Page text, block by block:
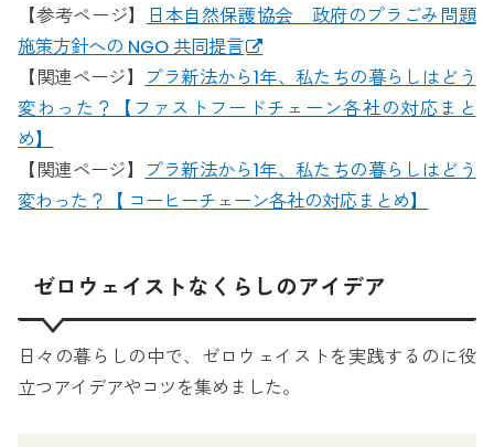
【参考ページ】
日本自然保護協会 政府のプラごみ問題
施策方針への NGO 共同提言
【関連ページ】
プラ新法から1年、私たちの暮らしはどう
変わった？【ファストフードチェーン各社の対応まと
め】
【関連ページ】
プラ新法から1年、私たちの暮らしはどう
変わった？【 コーヒーチェーン各社の対応まとめ】
ゼロウェイストなくらしのアイデア
日々の暮らしの中で、ゼロウェイストを実践するのに役
立つアイデアやコツを集めました。